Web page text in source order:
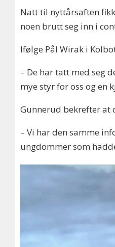
Natt til nyttårsaften
noen brutt seg inn i
Ifølge Pål Wirak i
– De har tatt med seg
mye styr for oss og en
Gunnerud bekrefter at
– Vi har den samme
ungdommer som